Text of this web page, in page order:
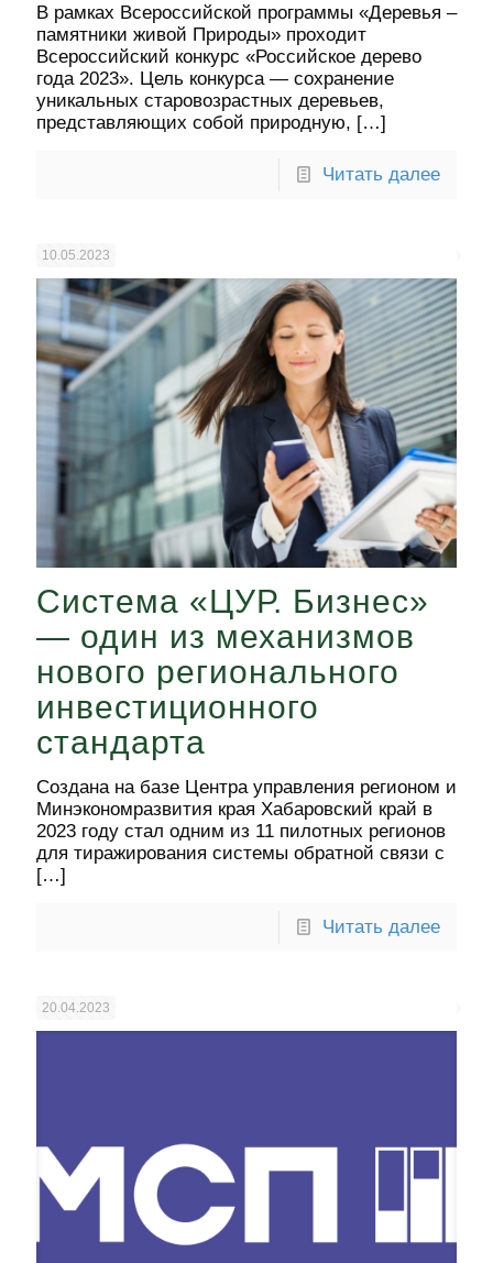
В рамках Всероссийской программы «Деревья –
памятники живой Природы» проходит
Всероссийский конкурс «Российское дерево
года 2023». Цель конкурса — сохранение
уникальных старовозрастных деревьев,
представляющих собой природную, […]
Читать далее
10.05.2023
Система «ЦУР. Бизнес»
— один из механизмов
нового регионального
инвестиционного
стандарта
Создана на базе Центра управления регионом и
Минэкономразвития края Хабаровский край в
2023 году стал одним из 11 пилотных регионов
для тиражирования системы обратной связи с
[…]
Читать далее
20.04.2023